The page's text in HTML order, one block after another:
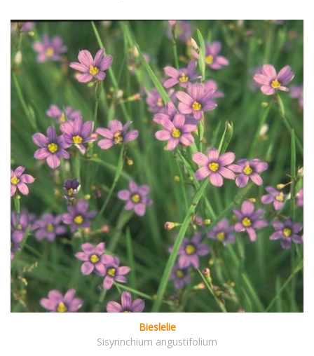
Bieslelie
Sisyrinchium angustifolium